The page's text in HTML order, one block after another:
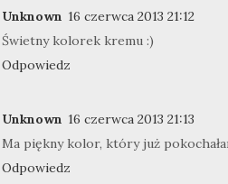
Unknown 16 czerwca 2013 21:12
Świetny kolorek kremu :)
Odpowiedz
Unknown 16 czerwca 2013 21:13
Ma piękny kolor, który już
Odpowiedz